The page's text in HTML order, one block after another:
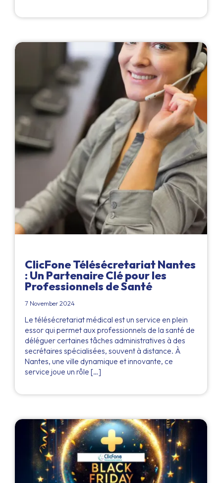
ClicFone Télésécretariat Nantes
: Un Partenaire Clé pour les
Professionnels de Santé
7 November 2024
Le télésécretariat médical est un service en plein
essor qui permet aux professionnels de la santé de
déléguer certaines tâches administratives à des
secrétaires spécialisées, souvent à distance. À
Nantes, une ville dynamique et innovante, ce
service joue un rôle […]